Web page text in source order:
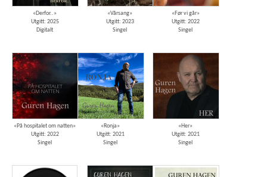
«Derfor..»
Utgitt: 2025
Digitalt
«Vårsang»
Utgitt: 2023
Singel
«Før vi går»
Utgitt: 2022
Singel
«På hospitalet om natten»
Utgitt: 2022
Singel
«Ronja»
Utgitt: 2021
Singel
«Her»
Utgitt: 2021
Singel